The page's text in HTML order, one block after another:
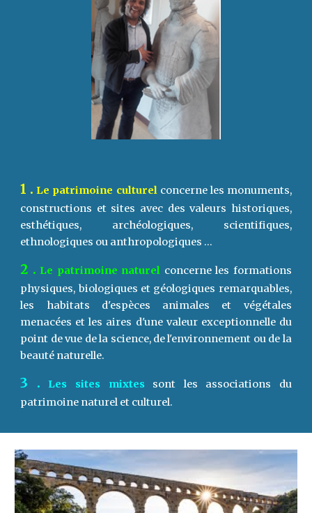
1 . Le patrimoine culturel concerne les monuments,
constructions et sites avec des valeurs historiques,
esthétiques, archéologiques, scientifiques,
ethnologiques ou anthropologiques ...
2 . Le patrimoine naturel concerne les formations
physiques, biologiques et géologiques remarquables,
les habitats d'espèces animales et végétales
menacées et les aires d'une valeur exceptionnelle du
point de vue de la science, de l'environnement ou de la
beauté naturelle.
3 . Les sites mixtes
sont les associations du
patrimoine naturel et culturel.